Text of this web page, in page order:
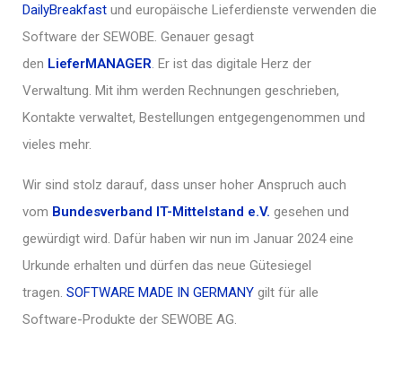
DailyBreakfast und europäische Lieferdienste verwenden die
Software der SEWOBE. Genauer gesagt
den LieferMANAGER . Er ist das digitale Herz der
Verwaltung. Mit ihm werden Rechnungen geschrieben,
Kontakte verwaltet, Bestellungen entgegengenommen und
vieles mehr.
Wir sind stolz darauf, dass unser hoher Anspruch auch
vom Bundesverband IT-Mittelstand e.V. gesehen und
gewürdigt wird. Dafür haben wir nun im Januar 2024 eine
Urkunde erhalten und dürfen das neue Gütesiegel
tragen. SOFTWARE MADE IN GERMANY gilt für alle
Software-Produkte der SEWOBE AG.